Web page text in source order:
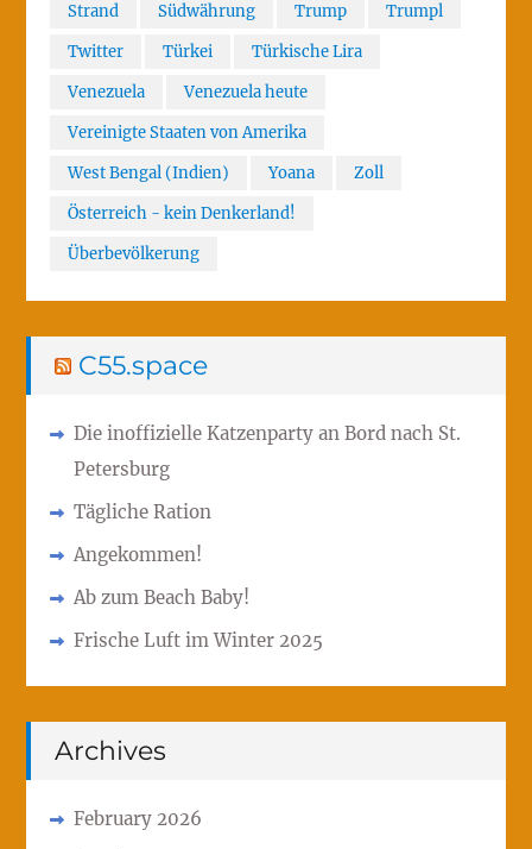
Strand
Südwährung Trump
Trumpl
Twitter
Türkei
Türkische Lira
Venezuela
Venezuela heute
Vereinigte Staaten von Amerika
West Bengal (Indien)
Yoana
Zoll
Österreich - kein Denkerland!
Überbevölkerung
C55.space
Die inoffizielle Katzenparty an Bord nach St.
Petersburg
Tägliche Ration
Angekommen!
Ab zum Beach Baby!
Frische Luft im Winter 2025
Archives
February 2026